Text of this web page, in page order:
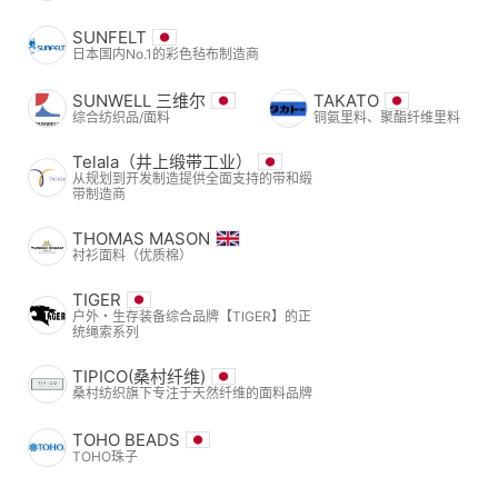
SUNFELT
日本国内No.1的彩色毡布制造商
SUNWELL 三维尔
综合纺织品/面料
TAKATO
铜氨里料、聚酯纤维里料
Telala（井上缎带工业）
从规划到开发制造提供全面支持的带和缎
带制造商
THOMAS MASON
衬衫面料（优质棉）
TIGER
户外・生存装备综合品牌【TIGER】的正
统绳索系列
TIPICO(桑村纤维)
桑村纺织旗下专注于天然纤维的面料品牌
TOHO BEADS
TOHO珠子